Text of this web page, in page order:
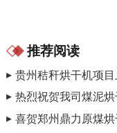
推荐阅读